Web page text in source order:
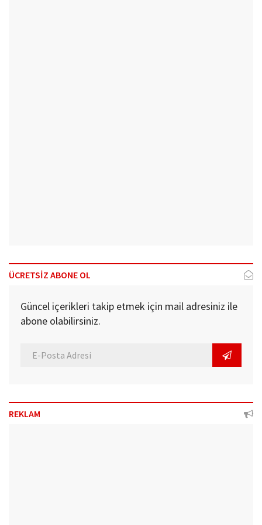
ÜCRETSİZ ABONE OL
Güncel içerikleri takip etmek için mail adresiniz ile
abone olabilirsiniz.
REKLAM